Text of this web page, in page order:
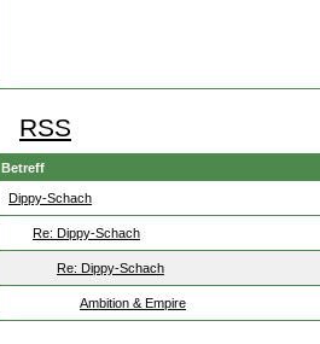
RSS
Betreff
Dippy-Schach
Re: Dippy-Schach
Re: Dippy-Schach
Ambition & Empire